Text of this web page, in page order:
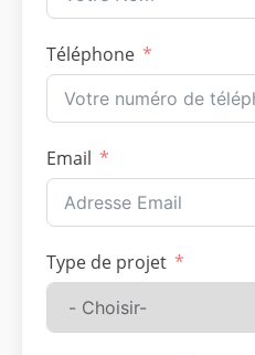
Téléphone
Email
Type de projet